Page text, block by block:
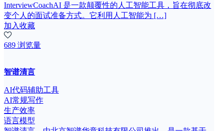
InterviewCoachAI 是一款颠覆性的人工智能工具，旨在彻底改
变个人的面试准备方式。它利用人工智能为 […]
加入收藏
689 浏览量
智谱清言
AI代码辅助工具
AI常规写作
生产效率
语言模型